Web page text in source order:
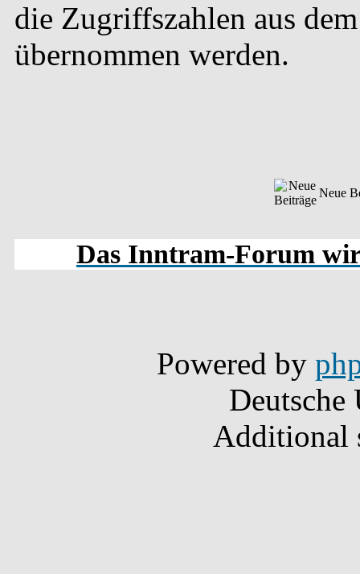
die Zugriffszahlen aus
übernommen werden.
Neue
Das Inntram-Forum
Powered by
Additional